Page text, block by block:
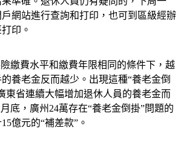
網站進行查詢和打印，也可到區級經辦
印。
繳費水平和繳費年限相同的條件下，越
養老金反而越少。出現這種“養老金倒
東省連續大幅增加退休人員的養老金而
底，廣州24萬存在“養老金倒掛”問題的
億元的“補差款”。